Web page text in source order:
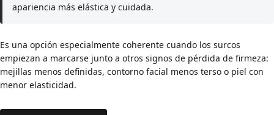
apariencia más elástica y cuidada.
Es una opción especialmente coherente cuando los surcos
empiezan a marcarse junto a otros signos de pérdida de firmeza:
mejillas menos definidas, contorno facial menos terso o piel con
menor elasticidad.